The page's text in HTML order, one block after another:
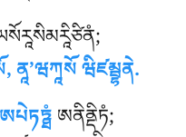
ནཱ’ཝཀཱསོ ཝིཛམྦྷནེ.
ཨཔེཏཏྠཾཨནིནྡིཏཾ;